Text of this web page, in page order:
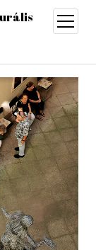
open
menu